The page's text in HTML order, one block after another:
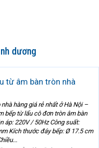
dương
từ âm bàn tròn nhà
hàng giá rẻ nhất ở Hà Nội –
bếp từ lẩu cô đơn tròn âm bàn
áp: 220V / 50Hz Công suất:
Kích thước đáy bếp: Ø 17.5 cm